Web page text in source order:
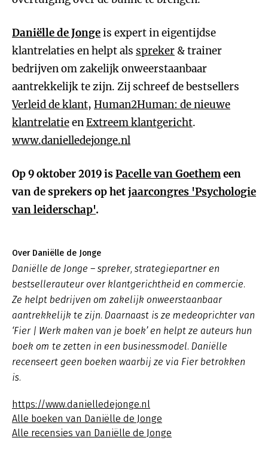
Daniëlle de Jongeis expert in eigentijdse
klantrelaties en helpt als spreker & trainer
bedrijven om zakelijk onweerstaanbaar
aantrekkelijk te zijn. Zij schreef de bestsellers
Verleid de klant, Human2Human: de nieuwe
klantrelatieenExtreem klantgericht.
www.danielledejonge.nl
Op 9 oktober 2019 isPacelle van Goethemeen
van de sprekers op hetjaarcongres 'Psychologie
van leiderschap'.
Over Daniëlle de Jonge
Daniëlle de Jonge – spreker, strategiepartner en
bestsellerauteur over klantgerichtheid en commercie.
Ze helpt bedrijven om zakelijk onweerstaanbaar
aantrekkelijk te zijn. Daarnaast is ze medeoprichter van
‘Fier | Werk maken van je boek’ en helpt ze auteurs hun
boek om te zetten in een businessmodel. Daniëlle
recenseert geen boeken waarbij ze via Fier betrokken
is.
https://www.danielledejonge.nl
Alle boeken van Daniëlle de Jonge
Alle recensies van Daniëlle de Jonge